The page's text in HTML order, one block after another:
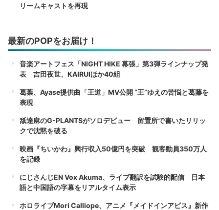
リームキャストを再現
最新のPOPをお届け！
音楽アートフェス「NIGHT HIKE 幕張」第3弾ラインナップ発
表 吉田夜世、KAIRUIほか40組
葛葉、Ayase提供曲「王道」MV公開 “王”ゆえの苦悩と葛藤を
表現
舐達麻のG-PLANTSがソロデビュー 留置所で書いたリリッ
クで沈黙を破る
映画『ちいかわ』興行収入50億円を突破 観客動員350万人
を記録
にじさんじEN Vox Akuma、ライブ翻訳を試験的配信 日本
語と中国語の字幕をリアルタイム表示
ホロライブMori Calliope、アニメ『メイドインアビス』新作